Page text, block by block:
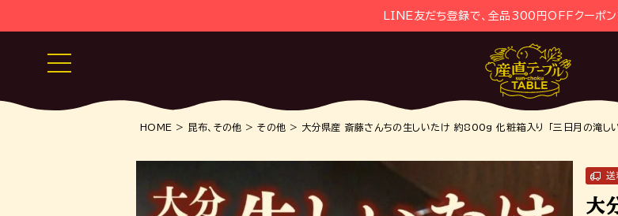
LINE友だち登録で、全品300円OFFクーポン
HOME 昆布、その他 その他 大分県産 斎藤さんちの生しいたけ 約800g 化粧箱入り 「三日月の滝しい
大
送